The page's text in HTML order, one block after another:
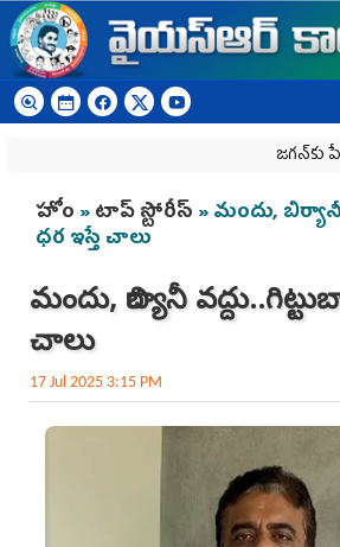
Skip to main content
జగన్‌కు పేరు
You are here
హోం »టాప్ స్టోరీస్ » మందు, బిర్యానీ
ధ‌ర ఇస్తే చాలు
మందు, బిర్యానీ
చాలు
17 Jul 2025 3:15 PM